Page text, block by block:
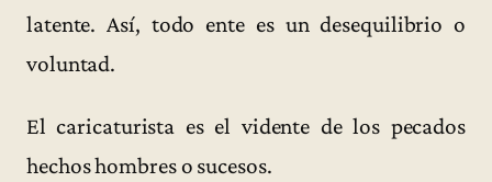
latente. Así, todo ente es un desequilibrio o
voluntad.
El caricaturista es el vidente de los pecados
hechos hombres o sucesos.